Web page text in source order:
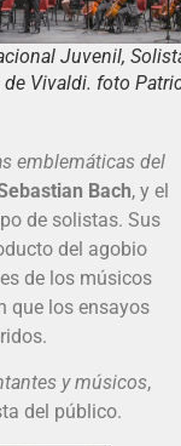
Juvenil,
Vivaldi. foto
emblemáticas del
Bach, y el
de solistas. Sus
del agobio
de los músicos
que los ensayos
y músicos,
del público.